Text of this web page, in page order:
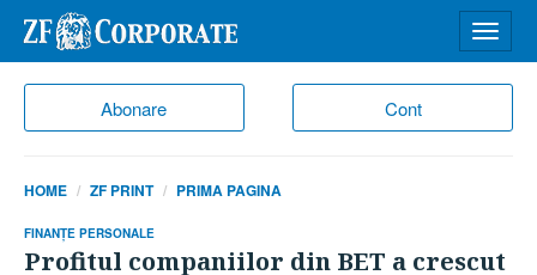
Abonare Cont
meniu
HOME ZF PRINT PRIMA PAGINA
FINANŢE PERSONALE
Profitul companiilor din BET a crescut